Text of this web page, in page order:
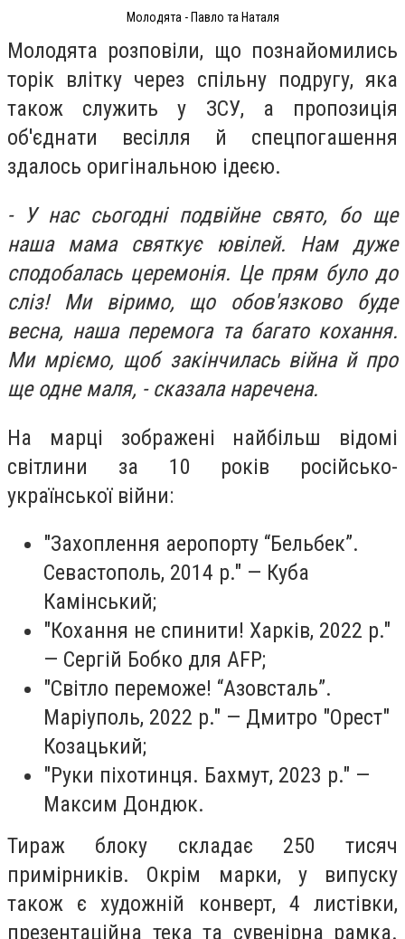
Молодята - Павло та Наталя
Молодята розповіли, що познайомились
торік влітку через спільну подругу, яка
також служить у ЗСУ, а пропозиція
об'єднати весілля й спецпогашення
здалось оригінальною ідеєю.
- У нас сьогодні подвійне свято, бо ще
наша мама святкує ювілей. Нам дуже
сподобалась церемонія. Це прям було до
сліз! Ми віримо, що обов'язково буде
весна, наша перемога та багато кохання.
Ми мріємо, щоб закінчилась війна й про
ще одне маля, - сказала наречена.
На марці зображені найбільш відомі
світлини за 10 років російсько-
української війни:
"Захоплення аеропорту “Бельбек”.
Севастополь, 2014 р." — Куба
Камінський;
"Кохання не спинити! Харків, 2022 р."
— Сергій Бобко для AFP;
"Світло переможе! “Азовсталь”.
Маріуполь, 2022 р." — Дмитро "Орест"
Козацький;
"Руки піхотинця. Бахмут, 2023 р." —
Максим Дондюк.
Тираж блоку складає 250 тисяч
примірників. Окрім марки, у випуску
також є художній конверт, 4 листівки,
презентаційна тека та сувенірна рамка.